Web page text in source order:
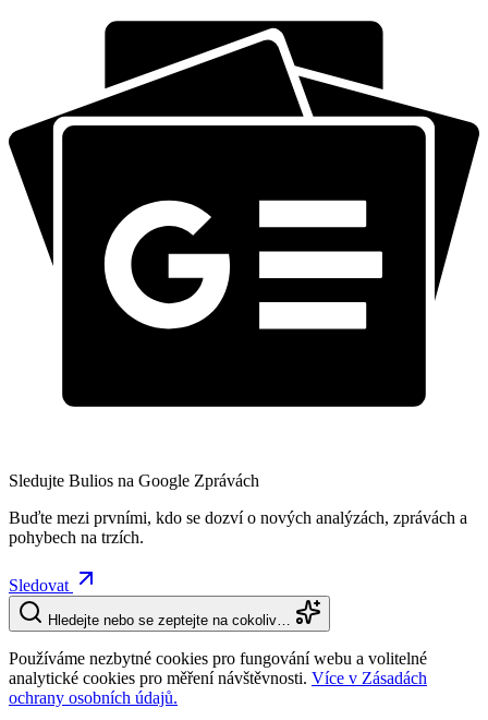
Sledujte Bulios na Google Zprávách
Buďte mezi prvními, kdo se dozví o nových analýzách, zprávách a
pohybech na trzích.
Sledovat
Hledejte nebo se zeptejte na cokoliv…
Používáme nezbytné cookies pro fungování webu a volitelné
analytické cookies pro měření návštěvnosti. Více v Zásadách
ochrany osobních údajů.